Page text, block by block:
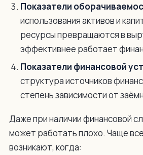
Показатели
использования активов и
ресурсы превращаются в
эффективнее работает
Показатели финансовой
структура источников
степень зависимости от
Даже при наличии финансовой
может работать плохо. Чаще
возникают, когда: